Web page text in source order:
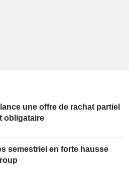
une offre de rachat partiel
obligataire
semestriel en forte hausse